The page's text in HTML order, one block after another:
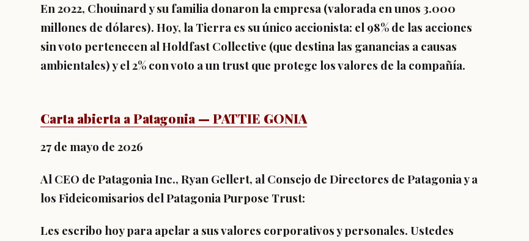
En 2022, Chouinard y su familia donaron la empresa (valorada en unos 3.000
millones de dólares). Hoy, la Tierra es su único accionista: el 98% de las acciones
sin voto pertenecen al Holdfast Collective (que destina las ganancias a causas
ambientales) y el 2% con voto a un trust que protege los valores de la compañía.
Carta abierta a Patagonia — PATTIE GONIA
27 de mayo de 2026
Al CEO de Patagonia Inc., Ryan Gellert, al Consejo de Directores de Patagonia y a
los Fideicomisarios del Patagonia Purpose Trust:
Les escribo hoy para apelar a sus valores corporativos y personales. Ustedes